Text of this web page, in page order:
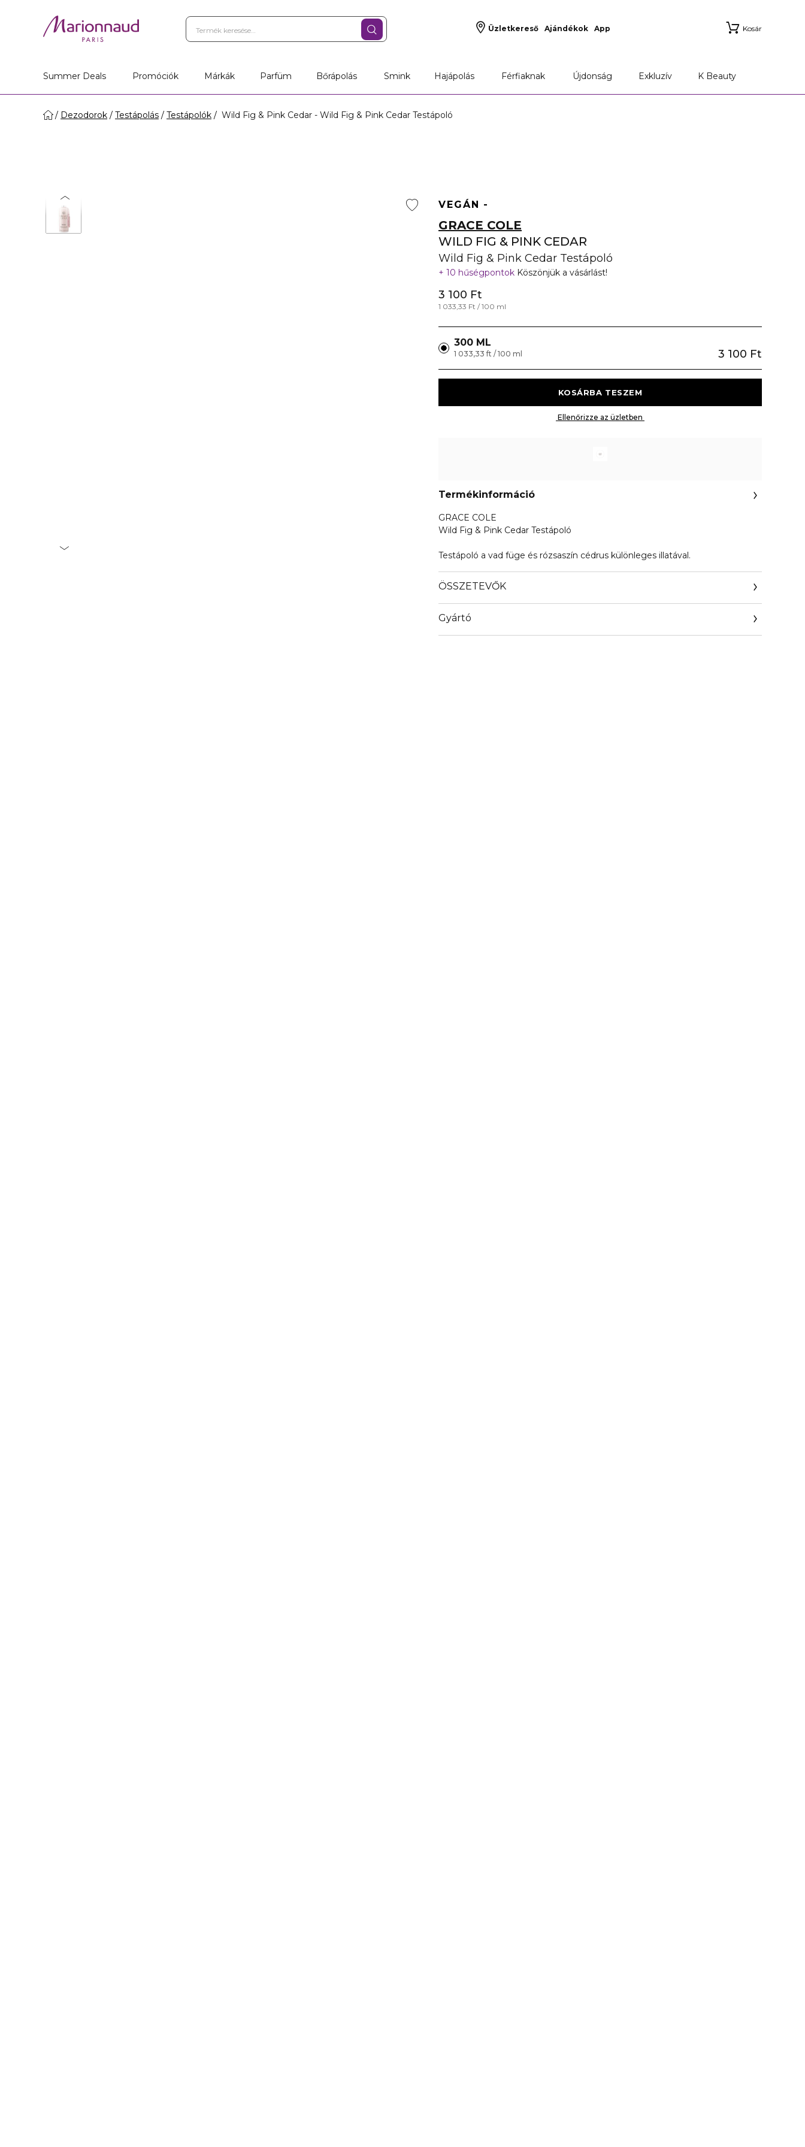
Üzletkereső Ajándékok App Kosár
Summer Deals Promóciók Márkák Parfüm Bőrápolás Smink Hajápolás Férfiaknak Újdonság Exkluzív K Beauty
Dezodorok Testápolás Testápolók Wild Fig & Pink Cedar - Wild Fig & Pink Cedar Testápoló
VEGÁN
GRACE COLE
WILD FIG & PINK CEDAR
Wild Fig & Pink Cedar Testápoló
10 hűségpontok Köszönjük a vásárlást!
3 100 Ft
1 033,33 Ft / 100 ml
300 ML
3 100 Ft
1 033,33 ft / 100 ml
Termékinformáció
GRACE COLE
Wild Fig & Pink Cedar Testápoló
Testápoló a vad füge és rózsaszín cédrus különleges illatával.
ÖSSZETEVŐK
Gyártó